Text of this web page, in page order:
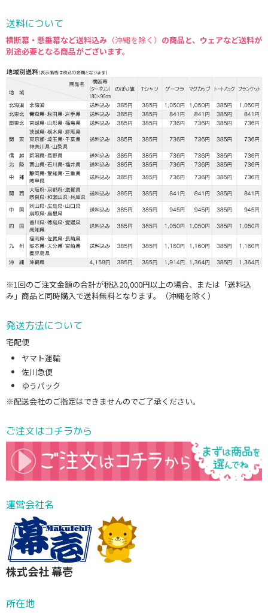
送料について
横断幕・懸垂幕など送料込み （沖縄を除く） の商品と、ウェアなど送料が
別途必要となる商品がございます。
※1回のご注文金額の合計が税込20,000円以上の場合、または「送料込
み」商品と同時購入で送料無料となります。（沖縄を除く）
発送方法について
宅配便
ヤマト運輸
佐川急便
ゆうパック
※配送会社のご指定はできませんのでご了承ください。
ご注文はコチラから
運営会社名
株式会社 幕壱
所在地